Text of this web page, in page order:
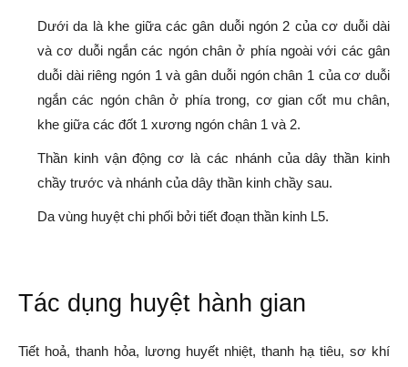
Dưới da là khe giữa các gân duỗi ngón 2 của cơ duỗi dài
và cơ duỗi ngắn các ngón chân ở phía ngoài với các gân
duỗi dài riêng ngón 1 và gân duỗi ngón chân 1 của cơ duỗi
ngắn các ngón chân ở phía trong, cơ gian cốt mu chân,
khe giữa các đốt 1 xương ngón chân 1 và 2.
Thần kinh vận động cơ là các nhánh của dây thần kinh
chầy trước và nhánh của dây thần kinh chầy sau.
Da vùng huyệt chi phối bởi tiết đoạn thần kinh L5.
Tác dụng huyệt hành gian
Tiết hoả, thanh hỏa, lương huyết nhiệt, thanh hạ tiêu, sơ khí